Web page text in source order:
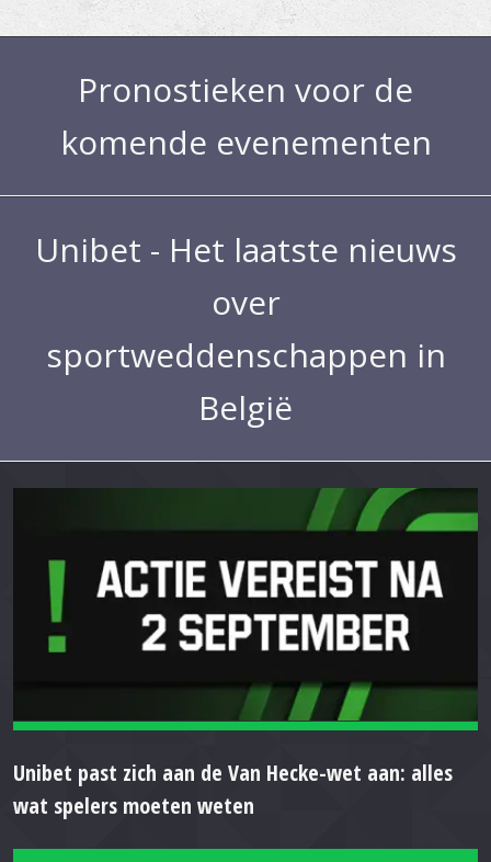
Pronostieken voor de
komende evenementen
Unibet - Het laatste nieuws
over
sportweddenschappen in
België
Unibet past zich aan de Van Hecke-wet aan: alles
wat spelers moeten weten